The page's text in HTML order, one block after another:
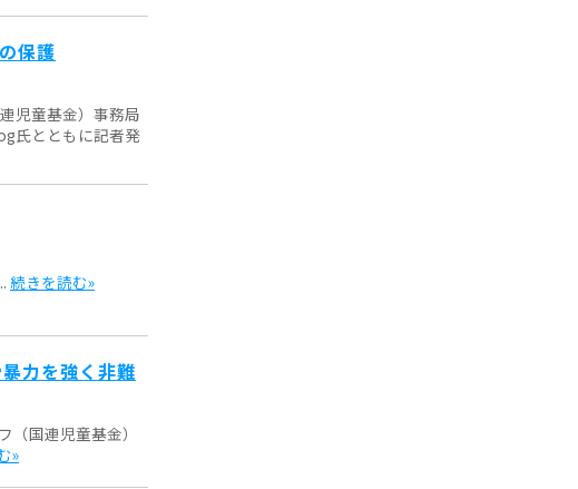
保護
児童基金）事務局
氏とともに記者発
続きを読む»
力を強く非難
国連児童基金）
»